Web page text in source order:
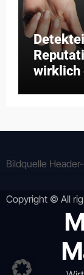
wirklich
Bildquelle
Copyright © All